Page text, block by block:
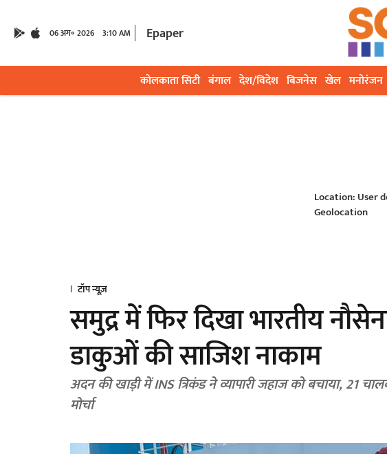
06 अग॰ 2026 3:10 AM Epaper
कोलकाता सिटी बंगाल देश/विदेश बिजनेस खेल मनोरंजन
Location: User
Geolocation
टॉप न्यूज़
समुद्र में फिर दिखा भारतीय
डाकुओं की साजिश नाकाम
अदन की खाड़ी में INS त्रिकंड ने व्यापारी जहाज को बचाया, 21
मोर्चा